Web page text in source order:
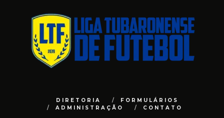
DIRETORIA
FORMULÁRIOS
ADMINISTRAÇÃO
CONTATO